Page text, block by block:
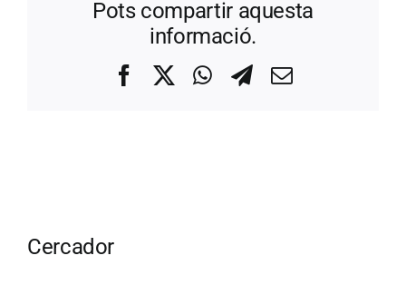
Pots compartir aquesta
informació.
FacebookWhatsApp
Telegram
Correo
Cercador